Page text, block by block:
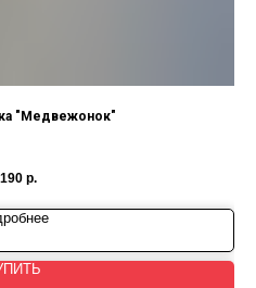
"Медвежонок"
р.